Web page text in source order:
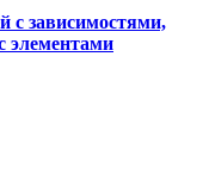
с зависимостями,
элементами